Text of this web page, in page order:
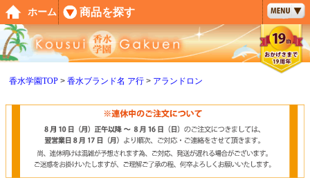
香水学園TOP 香水ブランド名 ア行 アランドロン
ペー
ジト
ップ
へ
ホーム 商品を探す